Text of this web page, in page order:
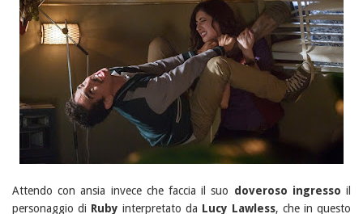
Attendo con ansia invece che faccia il suo doveroso ingresso il
personaggio di Ruby interpretato da Lucy Lawless, che in questo